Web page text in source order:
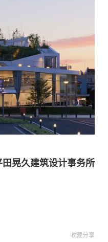
晃久建筑设计事务所
收藏分享